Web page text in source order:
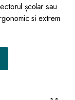
școlar sau
si extrem